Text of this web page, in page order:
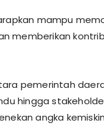
mampu
memberikan
pemerintah
hingga
angka